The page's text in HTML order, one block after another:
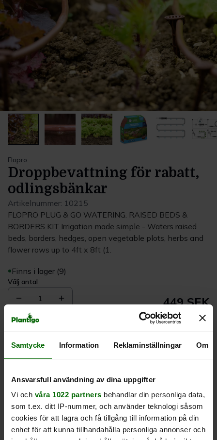
Samtycke Information Reklaminställningar Om
Ansvarsfull användning av dina uppgifter
Vi och våra 1022 partners behandlar din personliga data,
som t.ex. ditt IP-nummer, och använder teknologi såsom
cookies för att lagra och få tillgång till information på din
enhet för att kunna tillhandahålla personliga annonser och
Flopro
Droppbevattning för rabatt,
odlingsbänkar
Artikelnummer: 10215
FLOPRO PLUG & GO WATERING: RAISED BEDS &
BORDERS KIT Irrigation made simple - Waters raised
beds, borders, hedges, open vegetable plots, herbs and
flower rows up to 4ft x 8ft (1.
Finns i lager (9)
Välj antal
1 449 SEK
3 dagar
rätt pris
en leverans
Beskrivning
Produktrecensioner